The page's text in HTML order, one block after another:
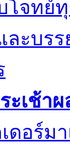
โจทย์
ละบร
ะเช้า
ดอร์